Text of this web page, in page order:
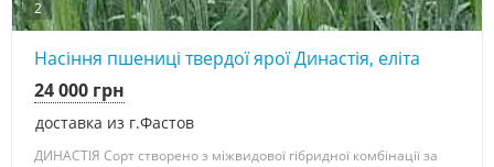
2
Насіння пшениці твердої ярої Династія, еліта
доставка из г.Фастов
24 000 грн
ДИНАСТІЯ Сорт створено з міжвидової гібридної комбінації за